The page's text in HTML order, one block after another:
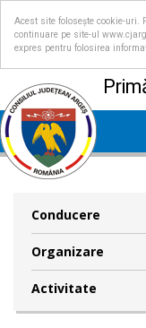
Acest site folosește cookie-
continuare pe site-ul
expres pentru folosirea
Conducere
Organizare
Activitate